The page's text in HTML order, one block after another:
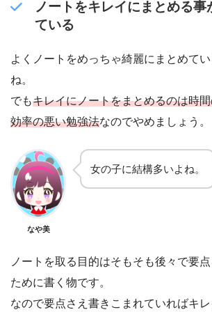
ノートをキレイにまとめる事
ている
よくノートをめっちゃ綺麗にまとめて
ね。
でもキレイにノートをまとめるのは時
効率の悪い勉強法なのでやめましょう。
なや美
女の子に結構多いよね。
ノートを取る目的はそもそも後々で要
ために書く物です。
なので要点さえ書きこまれていればキ